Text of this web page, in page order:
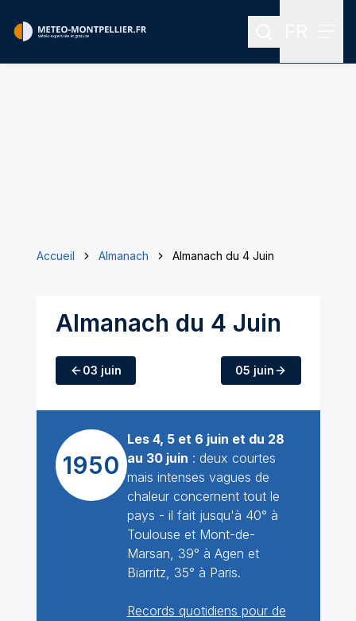
Rechercher
Accueil Almanach Almanach du 4 Juin
Almanach du 4 Juin
03 juin 05 juin
1950
Les 4, 5 et 6 juin et du 28
au 30 juin : deux courtes
mais intenses vagues de
chaleur concernent tout le
pays - il fait jusqu'à 40° à
Toulouse et Mont-de-
Marsan, 39° à Agen et
Biarritz, 35° à Paris.
Records quotidiens pour de